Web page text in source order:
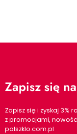
Zapisz się
Zapisz się i zyskaj 3%
z promocjami,
polszklo.com.pl